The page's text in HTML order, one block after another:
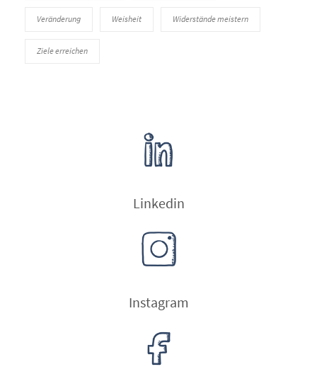
Veränderung Weisheit Widerstände meistern
Ziele erreichen
Linkedin
Instagram